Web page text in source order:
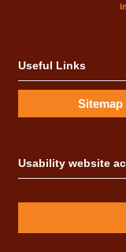
Useful Links
Sitemap
Usability website